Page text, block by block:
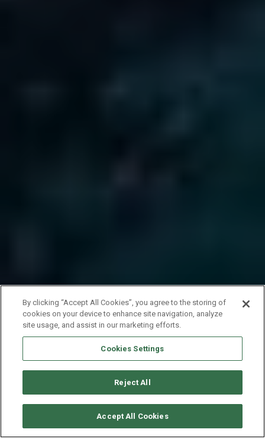
CONSULTER DISPONIBILITÉ
By clicking “Accept All Cookies”, you agree to the storing of
cookies on your device to enhance site navigation, analyze
site usage, and assist in our marketing efforts.
Cookies Settings
Reject All
Accept All Cookies